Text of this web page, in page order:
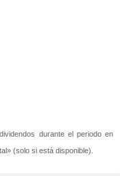
durante el periodo en
(solo si está disponible).